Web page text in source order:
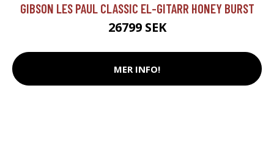
GIBSON LES PAUL CLASSIC EL-GITARR HONEY BURST
26799 SEK
MER INFO!